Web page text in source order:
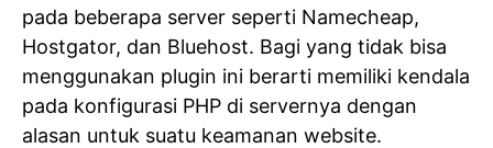
pada beberapa server seperti Namecheap,
Hostgator, dan Bluehost. Bagi yang tidak bisa
menggunakan plugin ini berarti memiliki kendala
pada konfigurasi PHP di servernya dengan
alasan untuk suatu keamanan website.